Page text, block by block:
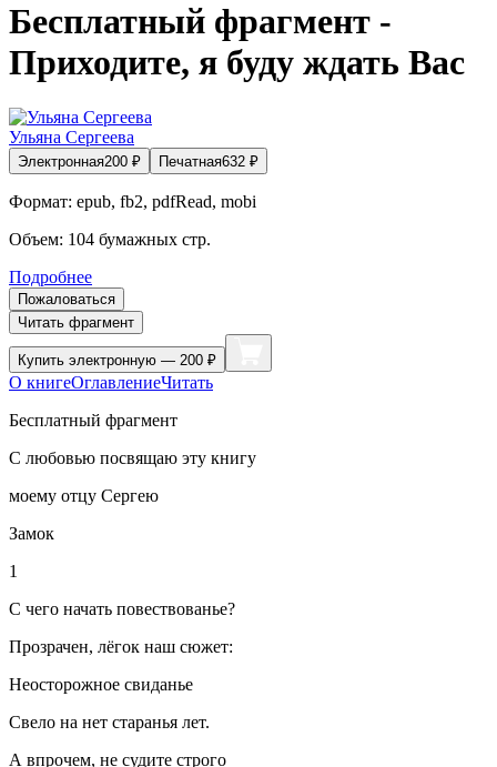
Бесплатный фрагмент -
Приходите, я буду ждать Вас
Ульяна Сергеева
Электронная200 ₽ Печатная632 ₽
Формат: epub, fb2, pdfRead, mobi
Объем: 104 бумажных стр.
Подробнее
Пожаловаться
Читать фрагмент
Купить электронную — 200 ₽
О книгеОглавлениеЧитать
Бесплатный фрагмент
С любовью посвящаю эту книгу
моему отцу Сергею
Замок
1
С чего начать повествованье?
Прозрачен, лёгок наш сюжет:
Неосторожное свиданье
Свело на нет старанья лет.
А впрочем, не судите строго